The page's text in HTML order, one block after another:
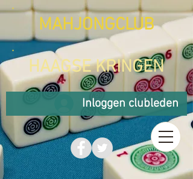
MAHJONGCLUB
HAAGSE KRINGEN
Inloggen clubleden